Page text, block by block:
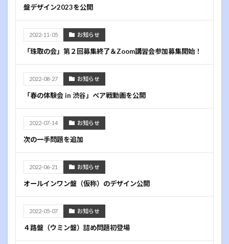
盤デザイン2023を公開
2022-11-05 お知らせ
「珠取の会」第２回募集終了＆Zoom講習会参加募集開始！
2022-08-27 お知らせ
「春の体験会 in 渋谷」ペア戦動画を公開
2022-07-14 お知らせ
次の一手問題を追加
2022-06-21 お知らせ
オールインワン盤（仮称）のデザイン公開
2022-05-07 お知らせ
４路盤（ウミン盤）詰め問題初登場